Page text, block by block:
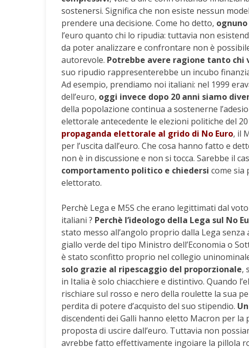
sostenersi. Significa che non esiste nessun
prendere una decisione. Come ho detto,
l’euro quanto chi lo ripudia: tuttavia non
da poter analizzare e confrontare non è
autorevole. Potrebbe avere ragione tanto chi
suo ripudio rappresenterebbe un incubo
Ad esempio, prendiamo noi italiani: nel 1999
dell’euro, oggi invece dopo 20 anni siamo
della popolazione continua a sostenerne
elettorale antecedente le elezioni politiche del
propaganda elettorale al grido di No Euro, il
per l’uscita dall’euro. Che cosa hanno fatto e
non è in discussione e non si tocca. Sarebbe il
comportamento politico e chiedersi come sia
elettorato.
Perchè Lega e M5S che erano legittimati dal
italiani ? Perchè l’ideologo della Lega sul No
stato messo all’angolo proprio dalla Lega
giallo verde del tipo Ministro dell’Economia o
è stato sconfitto proprio nel collegio
solo grazie al ripescaggio del proporzionale,
in Italia è solo chiacchiere e distintivo. Quando
rischiare sul rosso e nero della roulette la sua
perdita di potere d’acquisto del suo stipendio.
discendenti dei Galli hanno eletto Macron per la
proposta di uscire dall’euro. Tuttavia non
avrebbe fatto effettivamente ingoiare la pillola